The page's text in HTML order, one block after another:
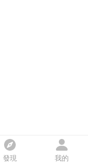
發現 我的